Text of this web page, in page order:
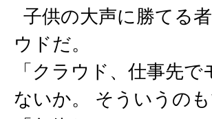
子供の大声に勝てる
ウドだ。
「クラウド、仕事先
ないか。 そういうの